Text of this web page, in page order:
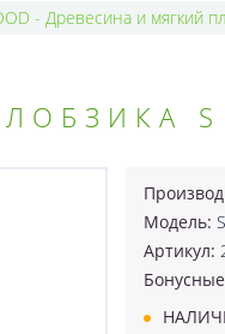
- Древесина и мягкий
Модель:
Артикул: